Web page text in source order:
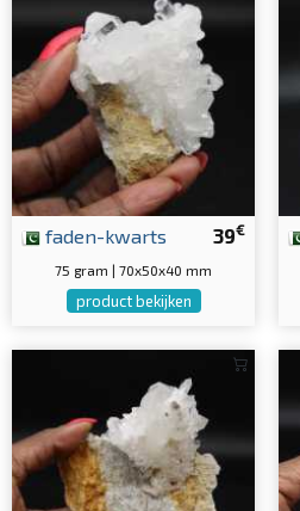
39€
faden-kwarts
75 gram | 70x50x40 mm
product bekijken